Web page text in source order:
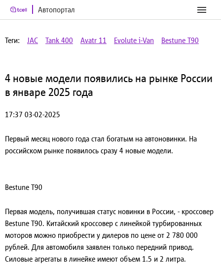
Автопортал
Теги: JAC Tank 400 Avatr 11 Evolute i-Van Bestune T90
4 новые модели появились на рынке России
в январе 2025 года
17:37 03-02-2025
Первый месяц нового года стал богатым на автоновинки. На
российском рынке появилось сразу 4 новые модели.
Bestune T90
Первая модель, получившая статус новинки в России, - кроссовер
Bestune T90. Китайский кроссовер с линейкой турбированных
моторов можно приобрести у дилеров по цене от 2 780 000
рублей. Для автомобиля заявлен только передний привод.
Силовые агрегаты в линейке имеют объем 1.5 и 2 литра.